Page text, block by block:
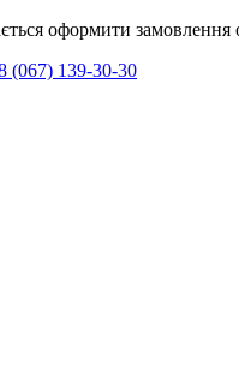
оформити
(067) 139-30-30